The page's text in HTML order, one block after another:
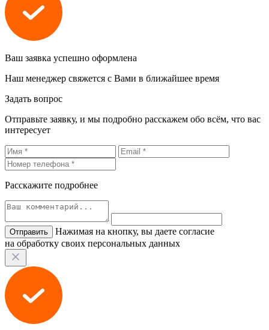
Ваш заявка успешно оформлена
Наш менеджер свяжется с Вами в ближайшее время
Задать вопрос
Отправьте заявку, и мы подробно расскажем обо всём, что вас
интересует
Расскажите подробнее
Нажимая на кнопку, вы даете согласие
на обработку своих персональных данных